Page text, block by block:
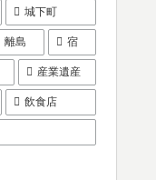
城下町
離島 宿
産業遺産
飲食店